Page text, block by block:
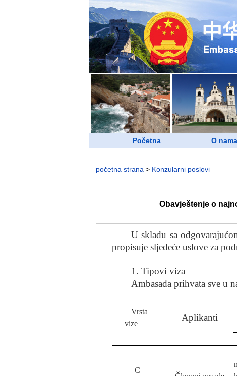
Početna O nama
početna strana > Konzularni poslovi
Obavještenje o
U skladu sa
propisuje sljedeće uslove za
1. Tipovi viza
Ambasada prihvata sve u
Vrsta
vize
Aplikanti
C